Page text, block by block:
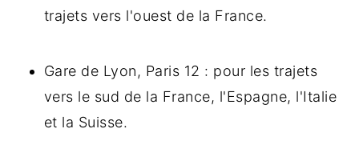
trajets vers l'ouest de la France.
Gare de Lyon, Paris 12 : pour les trajets
vers le sud de la France, l'Espagne, l'Italie
et la Suisse.